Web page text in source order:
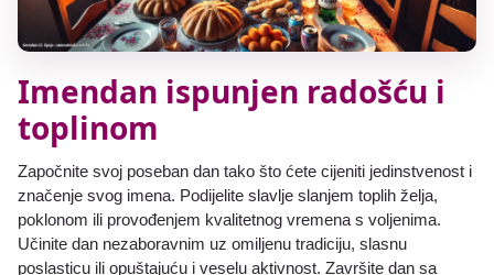
Imendan ispunjen radošću i
toplinom
Započnite svoj poseban dan tako što ćete cijeniti jedinstvenost i
značenje svog imena. Podijelite slavlje slanjem toplih želja,
poklonom ili provođenjem kvalitetnog vremena s voljenima.
Učinite dan nezaboravnim uz omiljenu tradiciju, slasnu
poslasticu ili opuštajuću i veselu aktivnost. Završite dan sa